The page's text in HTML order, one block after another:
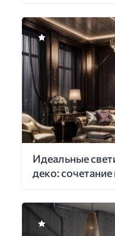
Идеальные
деко: